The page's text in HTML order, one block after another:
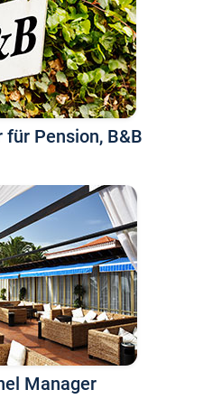
Pension, B&B
Manager